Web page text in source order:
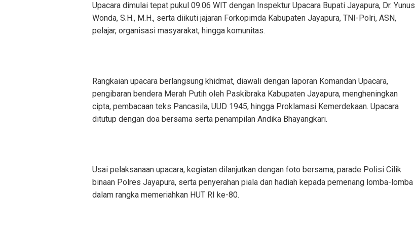
Upacara dimulai tepat pukul 09.06 WIT dengan Inspektur Upacara Bupati Jayapura, Dr. Yunus
Wonda, S.H., M.H., serta diikuti jajaran Forkopimda Kabupaten Jayapura, TNI-Polri, ASN,
pelajar, organisasi masyarakat, hingga komunitas.
Rangkaian upacara berlangsung khidmat, diawali dengan laporan Komandan Upacara,
pengibaran bendera Merah Putih oleh Paskibraka Kabupaten Jayapura, mengheningkan
cipta, pembacaan teks Pancasila, UUD 1945, hingga Proklamasi Kemerdekaan. Upacara
ditutup dengan doa bersama serta penampilan Andika Bhayangkari.
Usai pelaksanaan upacara, kegiatan dilanjutkan dengan foto bersama, parade Polisi Cilik
binaan Polres Jayapura, serta penyerahan piala dan hadiah kepada pemenang lomba-lomba
dalam rangka memeriahkan HUT RI ke-80.